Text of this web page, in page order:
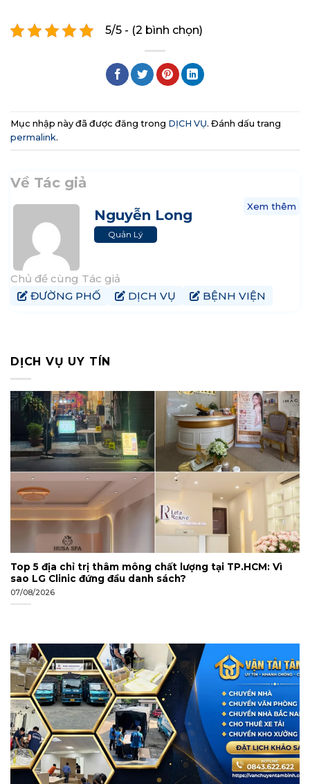
5/5 - (2 bình chọn)
Mục nhập này đã được đăng trong DỊCH VỤ. Đánh dấu trang
permalink.
Về Tác giả
Nguyễn Long
Quản Lý
Xem thêm
Chủ đề cùng Tác giả
ĐƯỜNG PHỐ
DỊCH VỤ BỆNH VIỆN
DỊCH VỤ UY TÍN
Top 5 địa chỉ trị thâm mông chất lượng tại TP.HCM: Vì
sao LG Clinic đứng đầu danh sách?
07/08/2026